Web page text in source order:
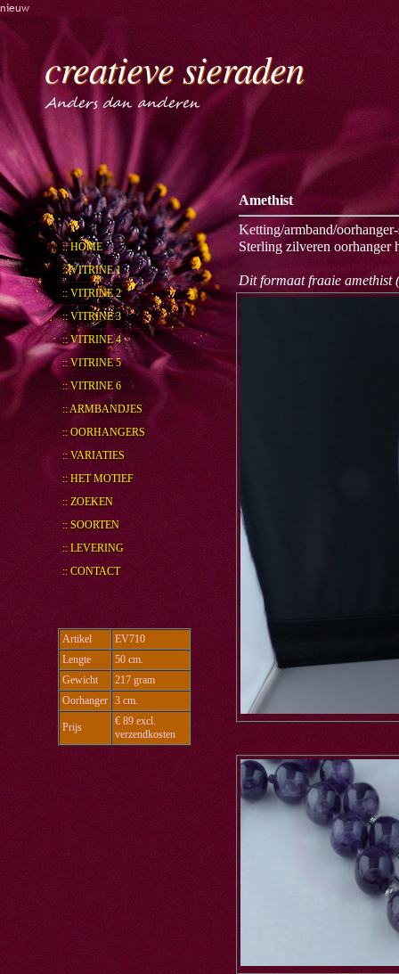
nieuw
creatieve sieraden
Anders dan anderen
Amethist
Ketting/armband/
Sterling zilveren oorhanger
Dit formaat fraaie amethist
:: HOME
:: VITRINE 1
:: VITRINE 2
:: VITRINE 3
:: VITRINE 4
:: VITRINE 5
:: VITRINE 6
:: ARMBANDJES
:: OORHANGERS
:: VARIATIES
:: HET MOTIEF
:: ZOEKEN
:: SOORTEN
:: LEVERING
:: CONTACT
Artikel
EV710
Lengte
50 cm.
Gewicht
217 gram
Oorhanger 3 cm.
Prijs
€ 89 excl.
verzendkosten